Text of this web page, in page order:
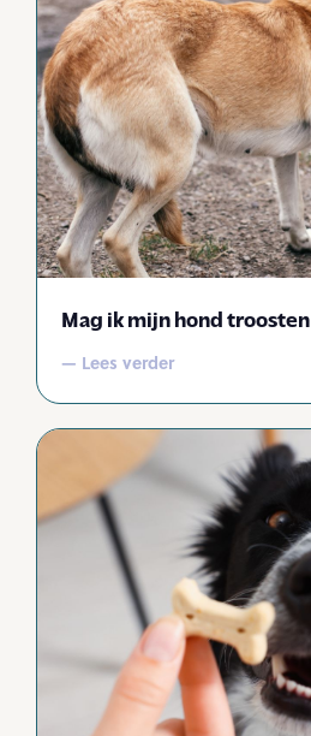
Mag ik mijn hond troosten
— Lees verder